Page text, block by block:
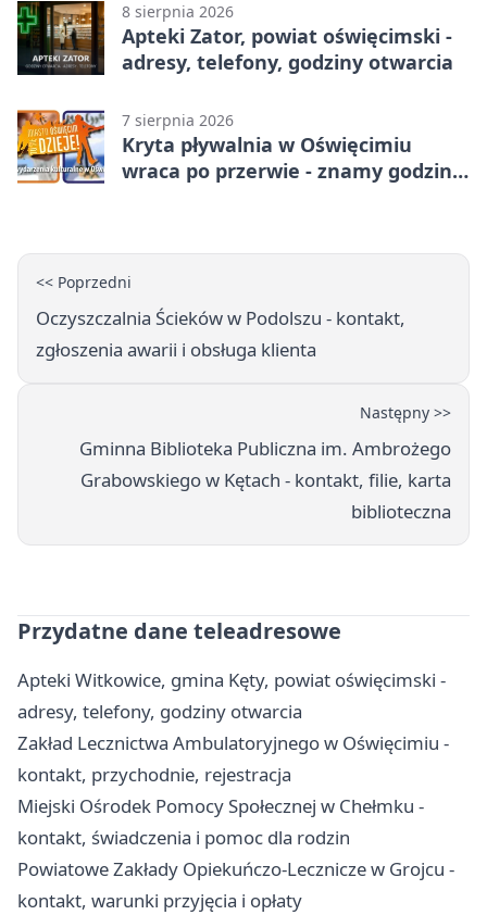
8 sierpnia 2026
Apteki Zator, powiat oświęcimski -
adresy, telefony, godziny otwarcia
7 sierpnia 2026
Kryta pływalnia w Oświęcimiu
wraca po przerwie - znamy godziny
<< Poprzedni
Oczyszczalnia Ścieków w Podolszu - kontakt,
zgłoszenia awarii i obsługa klienta
Następny >>
Gminna Biblioteka Publiczna im. Ambrożego
Grabowskiego w Kętach - kontakt, filie, karta
biblioteczna
Przydatne dane teleadresowe
Apteki Witkowice, gmina Kęty, powiat oświęcimski -
adresy, telefony, godziny otwarcia
Zakład Lecznictwa Ambulatoryjnego w Oświęcimiu -
kontakt, przychodnie, rejestracja
Miejski Ośrodek Pomocy Społecznej w Chełmku -
kontakt, świadczenia i pomoc dla rodzin
Powiatowe Zakłady Opiekuńczo-Lecznicze w Grojcu -
kontakt, warunki przyjęcia i opłaty